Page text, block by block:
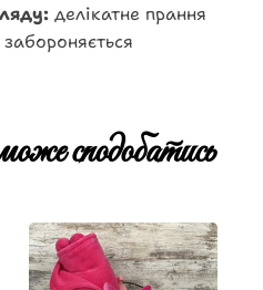
делікатне прання
сподобатись